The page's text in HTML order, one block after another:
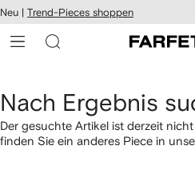
zum
Neu | Trend-Pieces shoppen
Nach Ergebnis
Der gesuchte Artikel ist derzeit
finden Sie ein anderes Piece in